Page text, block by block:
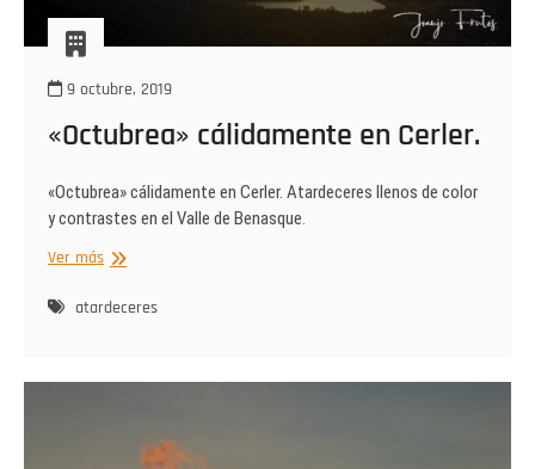
9 octubre, 2019
«Octubrea» cálidamente en Cerler.
«Octubrea» cálidamente en Cerler. Atardeceres llenos de color
y contrastes en el Valle de Benasque.
Ver más«Octubrea»
en
atardeceres